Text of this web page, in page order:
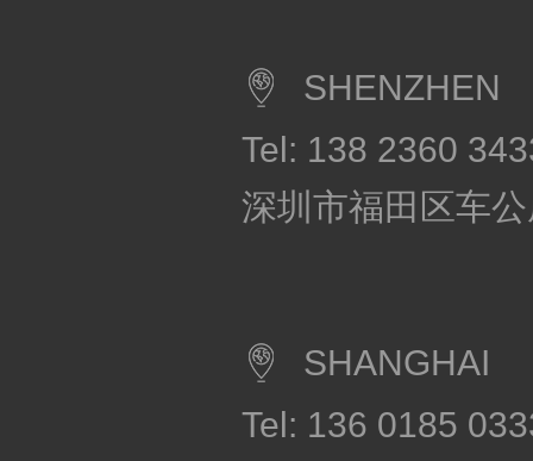
SHENZHEN
Tel: 138 2360
深圳市福田区车
SHANGHAI
Tel: 136 0185